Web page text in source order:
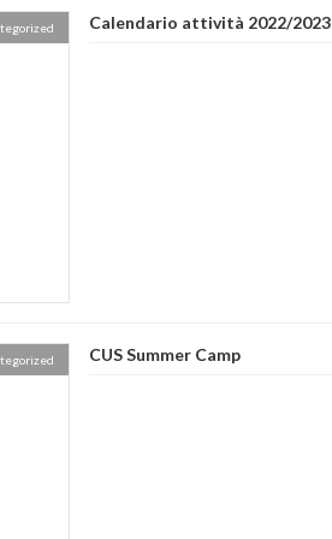
Calendario attività 2022/2023
CUS Summer Camp